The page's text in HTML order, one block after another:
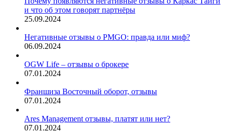
и что об этом говорят партнёры
25.09.2024
Негативные отзывы о PMGO: правда или миф?
06.09.2024
OGW Life – отзывы о брокере
07.01.2024
Франшиза Восточный оборот, отзывы
07.01.2024
Ares Management отзывы, платят или нет?
07.01.2024